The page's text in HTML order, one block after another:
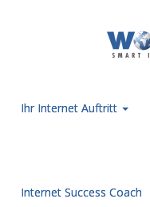
Ihr Internet Auftritt
Internet Success Coach